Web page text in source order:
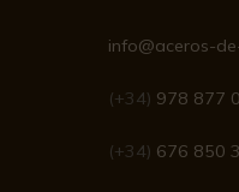
info@aceros-
(+34) 978 877
(+34) 676 850